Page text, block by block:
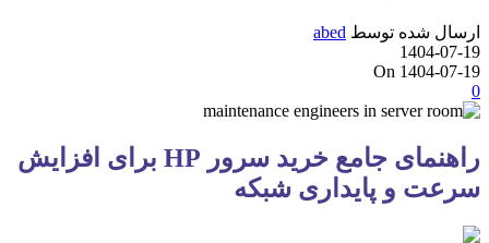
ارسال شده توسط abed
1404-07-19
On 1404-07-19
0
راهنمای جامع خرید سرور HP برای افزایش
سرعت و پایداری شبکه